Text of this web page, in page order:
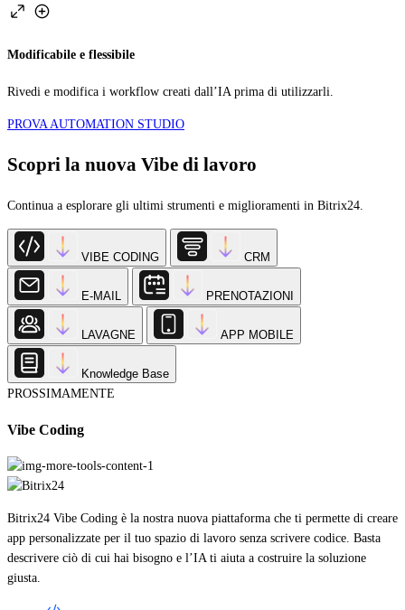
Modificabile e flessibile
Rivedi e modifica i workflow creati dall’IA prima di utilizzarli.
PROVA AUTOMATION STUDIO
Scopri la nuova Vibe di lavoro
Continua a esplorare gli ultimi strumenti e miglioramenti in Bitrix24.
VIBE CODING CRM
E-MAIL PRENOTAZIONI
LAVAGNE APP MOBILE
Knowledge Base
PROSSIMAMENTE
Vibe Coding
Bitrix24 Vibe Coding è la nostra nuova piattaforma che ti permette di creare
app personalizzate per il tuo spazio di lavoro senza scrivere codice. Basta
descrivere ciò di cui hai bisogno e l’IA ti aiuta a costruire la soluzione
giusta.